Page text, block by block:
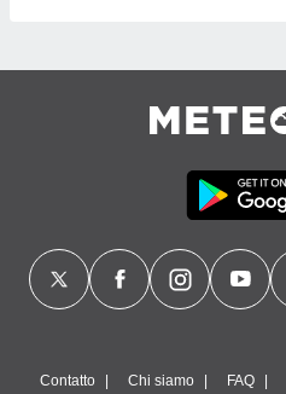
Contatto Chi siamo FAQ